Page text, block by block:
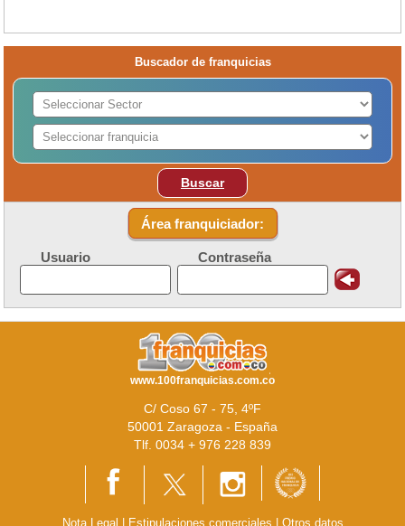
Buscador de franquicias
Buscar
Área franquiciador:
Usuario Contraseña
www.100franquicias.com.co
C/ Coso 67 - 75, 4ºF
50001 Zaragoza - España
Tlf. 0034 + 976 228 839
Nota Legal Estipulaciones comerciales Otros datos